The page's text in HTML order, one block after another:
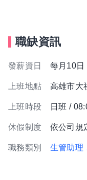
職缺資訊
發薪資日 每月10日
上班地點 高雄市大
上班時段 日班 /
休假制度 依公司規
職務類別 生管助理